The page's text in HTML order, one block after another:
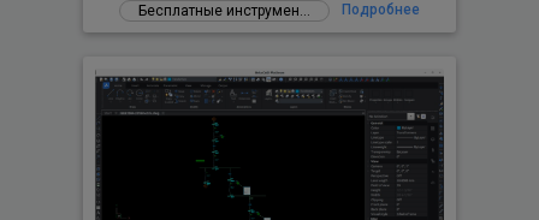
Бесплатные инструменты и дополнения
Подробнее